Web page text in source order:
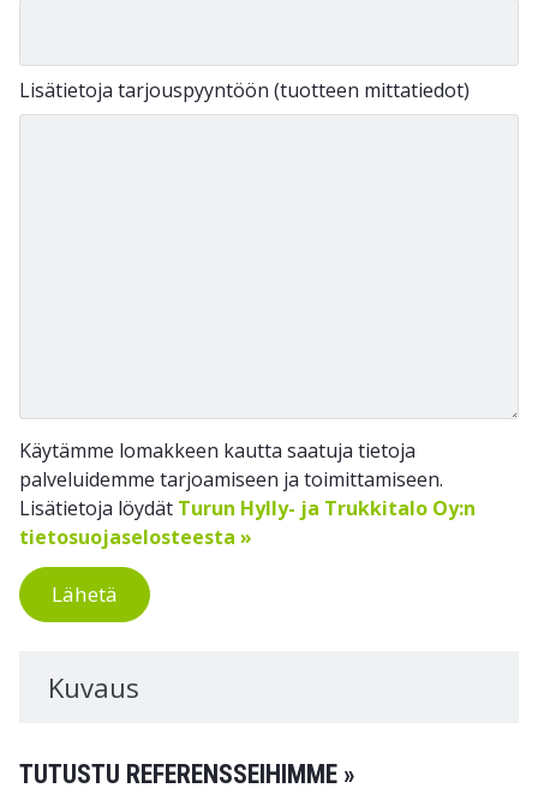
Lisätietoja tarjouspyyntöön (tuotteen mittatiedot)
Käytämme lomakkeen kautta saatuja tietoja
palveluidemme tarjoamiseen ja toimittamiseen.
Lisätietoja löydät Turun Hylly- ja Trukkitalo Oy:n
tietosuojaselosteesta »
Lähetä
Kuvaus
TUTUSTU REFERENSSEIHIMME »